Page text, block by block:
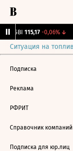
RGBI 115,17 -0,06%↓
Ситуация на
Подписка
Реклама
РФРИТ
Справочник компаний
Подписка для юр.лиц